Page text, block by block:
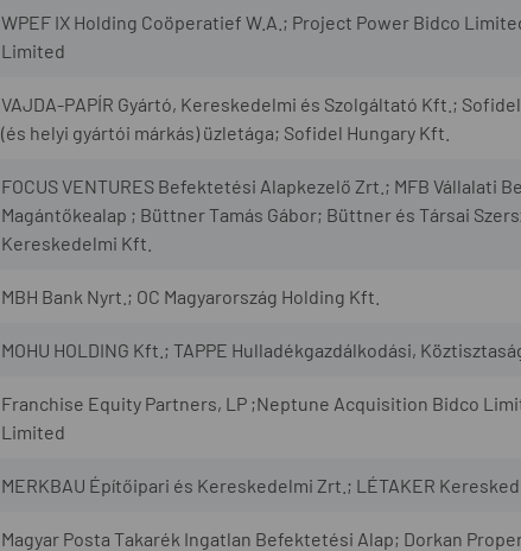
WPEF IX Holding Coöperatief W.A.; Project Power Bidco
Limited
VAJDA-PAPÍR Gyártó, Kereskedelmi és Szolgáltató Kft.;
(és helyi gyártói márkás) üzletága; Sofidel Hungary Kft.
FOCUS VENTURES Befektetési Alapkezelő Zrt.; MFB Vállalati
Magántőkealap ; Büttner Tamás Gábor; Büttner és Társai
Kereskedelmi Kft.
MBH Bank Nyrt.; OC Magyarország Holding Kft.
MOHU HOLDING Kft.; TAPPE Hulladékgazdálkodási,
Franchise Equity Partners, LP ;Neptune Acquisition Bidco
Limited
MERKBAU Építőipari és Kereskedelmi Zrt.; LÉTAKER
Magyar Posta Takarék Ingatlan Befektetési Alap; Dorkan